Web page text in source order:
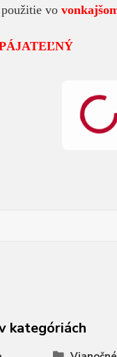
vo
kategóriách